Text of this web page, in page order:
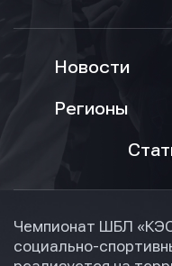
Новости
Регионы
Чемпионат ШБЛ
социально-